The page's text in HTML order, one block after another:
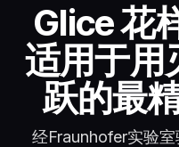
Glice 花
适用于用
跃的最
经Fraunhofer实验